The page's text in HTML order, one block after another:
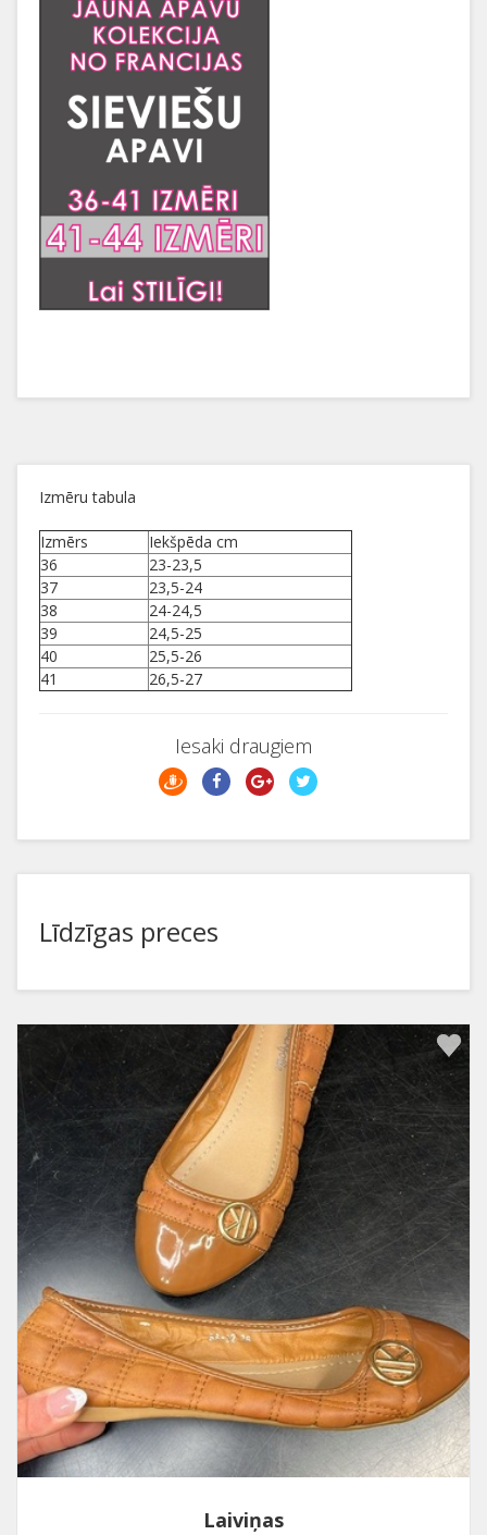
Izmēru tabula
Izmērs
Iekšpēda cm
36
23-23,5
37
23,5-24
38
24-24,5
39
24,5-25
40
25,5-26
41
26,5-27
Iesaki draugiem
Līdzīgas preces
Laiviņas